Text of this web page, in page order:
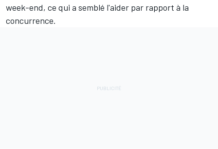
week-end, ce qui a semblé l'aider par rapport à la
concurrence.